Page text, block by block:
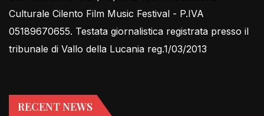
Culturale Cilento Film Music Festival - P.IVA
05189670655. Testata giornalistica registrata presso il
tribunale di Vallo della Lucania reg.1/03/2013
RECENT NEWS